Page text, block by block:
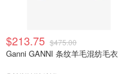
$213.75 $475.00
Ganni GANNI 条纹羊毛混纺毛衣